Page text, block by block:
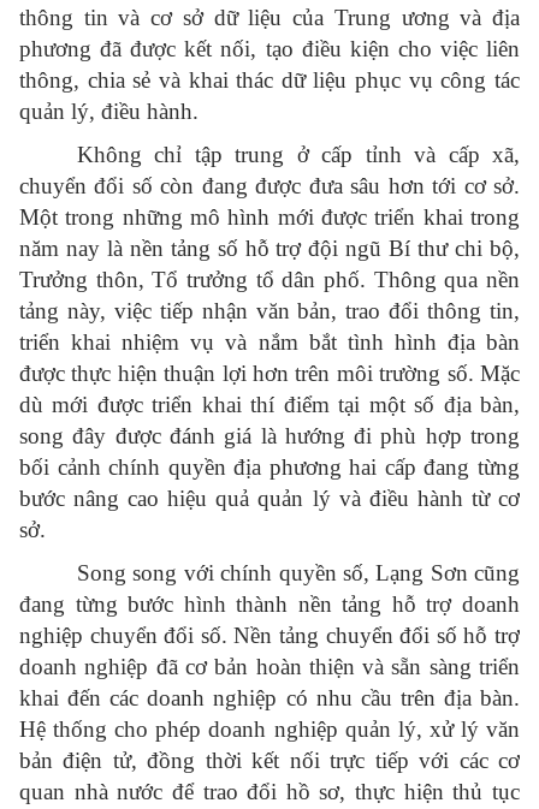
thông tin và cơ sở dữ liệu của Trung ương và địa
phương đã được kết nối, tạo điều kiện cho việc liên
thông, chia sẻ và khai thác dữ liệu phục vụ công tác
quản lý, điều hành.
Không chỉ tập trung ở cấp tỉnh và cấp xã,
chuyển đổi số còn đang được đưa sâu hơn tới cơ sở.
Một trong những mô hình mới được triển khai trong
năm nay là nền tảng số hỗ trợ đội ngũ Bí thư chi bộ,
Trưởng thôn, Tổ trưởng tổ dân phố. Thông qua nền
tảng này, việc tiếp nhận văn bản, trao đổi thông tin,
triển khai nhiệm vụ và nắm bắt tình hình địa bàn
được thực hiện thuận lợi hơn trên môi trường số. Mặc
dù mới được triển khai thí điểm tại một số địa bàn,
song đây được đánh giá là hướng đi phù hợp trong
bối cảnh chính quyền địa phương hai cấp đang từng
bước nâng cao hiệu quả quản lý và điều hành từ cơ
sở.
Song song với chính quyền số, Lạng Sơn cũng
đang từng bước hình thành nền tảng hỗ trợ doanh
nghiệp chuyển đổi số. Nền tảng chuyển đổi số hỗ trợ
doanh nghiệp đã cơ bản hoàn thiện và sẵn sàng triển
khai đến các doanh nghiệp có nhu cầu trên địa bàn.
Hệ thống cho phép doanh nghiệp quản lý, xử lý văn
bản điện tử, đồng thời kết nối trực tiếp với các cơ
quan nhà nước để trao đổi hồ sơ, thực hiện thủ tục